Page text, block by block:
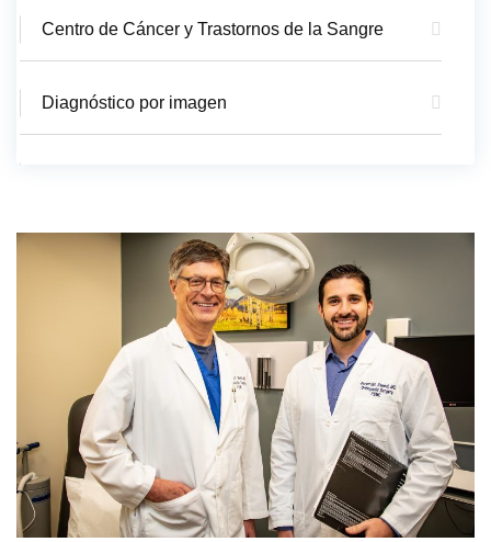
Centro de Cáncer y Trastornos de la Sangre
Diagnóstico por imagen
EMS/Ambulancia
Cirugía General
Hospital/Paciente hospitalizado
Servicios de infusión